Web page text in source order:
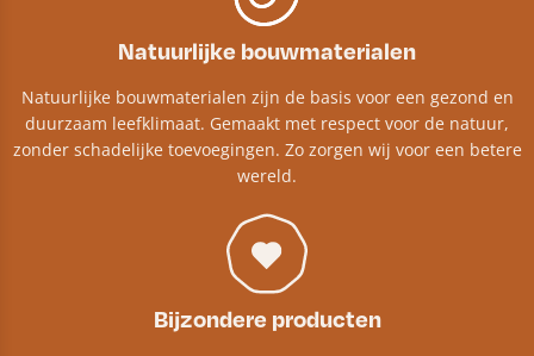
Natuurlijke bouwmaterialen
Natuurlijke bouwmaterialen zijn de basis voor een gezond en
duurzaam leefklimaat. Gemaakt met respect voor de natuur,
zonder schadelijke toevoegingen. Zo zorgen wij voor een betere
wereld.
Bijzondere producten